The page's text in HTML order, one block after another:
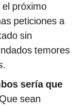
el próximo
peticiones a
sin
temores
sería que
sean